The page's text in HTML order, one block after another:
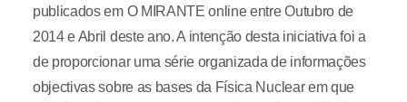
publicados em O MIRANTE online entre Outubro de
2014 e Abril deste ano. A intenção desta iniciativa foi a
de proporcionar uma série organizada de informações
objectivas sobre as bases da Física Nuclear em que